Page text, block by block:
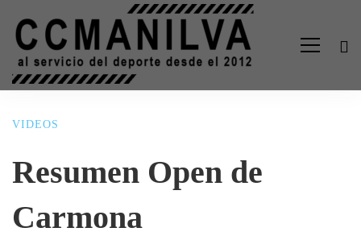
VIDEOS
Resumen Open de
Carmona